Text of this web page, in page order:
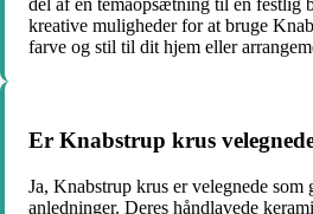
del af en temaopsætning til en festlig
kreative muligheder for at bruge
farve og stil til dit hjem eller
Er Knabstrup krus
Ja, Knabstrup krus er velegnede
anledninger. Deres håndlavede